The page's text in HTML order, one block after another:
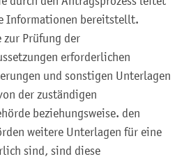
Informationen bereitstellt.
zur Prüfung der
erforderlichen
und sonstigen Unterlagen
der zuständigen
beziehungsweise. den
weitere Unterlagen für eine
sind, sind diese